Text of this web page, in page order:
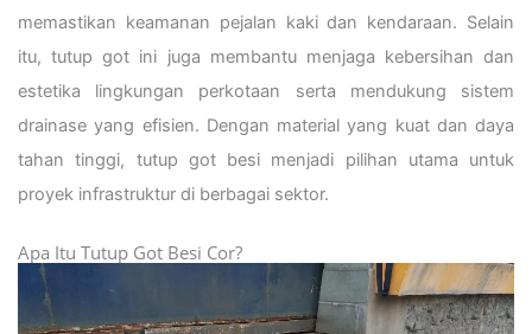
memastikan keamanan pejalan kaki dan kendaraan. Selain
itu, tutup got ini juga membantu menjaga kebersihan dan
estetika lingkungan perkotaan serta mendukung sistem
drainase yang efisien. Dengan material yang kuat dan daya
tahan tinggi, tutup got besi menjadi pilihan utama untuk
proyek infrastruktur di berbagai sektor.
Apa Itu Tutup Got Besi Cor?